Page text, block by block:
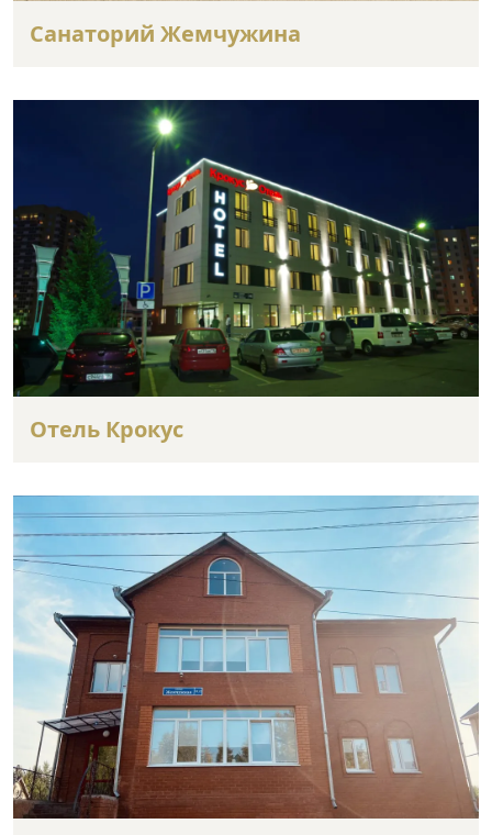
Санаторий Жемчужина
Отель Крокус